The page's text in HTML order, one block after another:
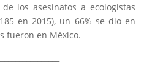
los asesinatos a ecologistas
en 2015), un 66% se dio en
fueron en México.